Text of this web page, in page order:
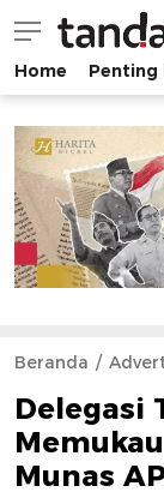
Home Penting
Beranda
Delegasi
Munas